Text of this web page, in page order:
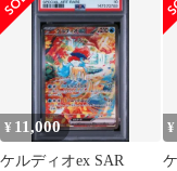
16
¥ 11,000
ケルディオex SAR
¥